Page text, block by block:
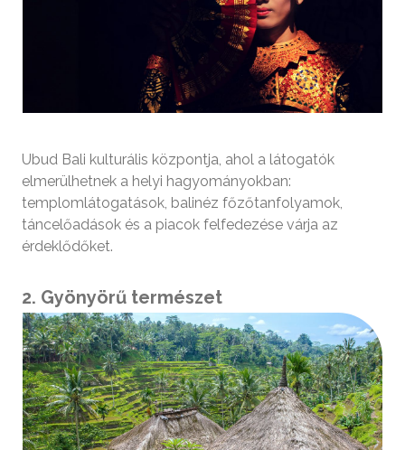
Ubud Bali kulturális központja, ahol a látogatók
elmerülhetnek a helyi hagyományokban:
templomlátogatások, balinéz főzőtanfolyamok,
táncelőadások és a piacok felfedezése várja az
érdeklődőket.
2. Gyönyörű természet